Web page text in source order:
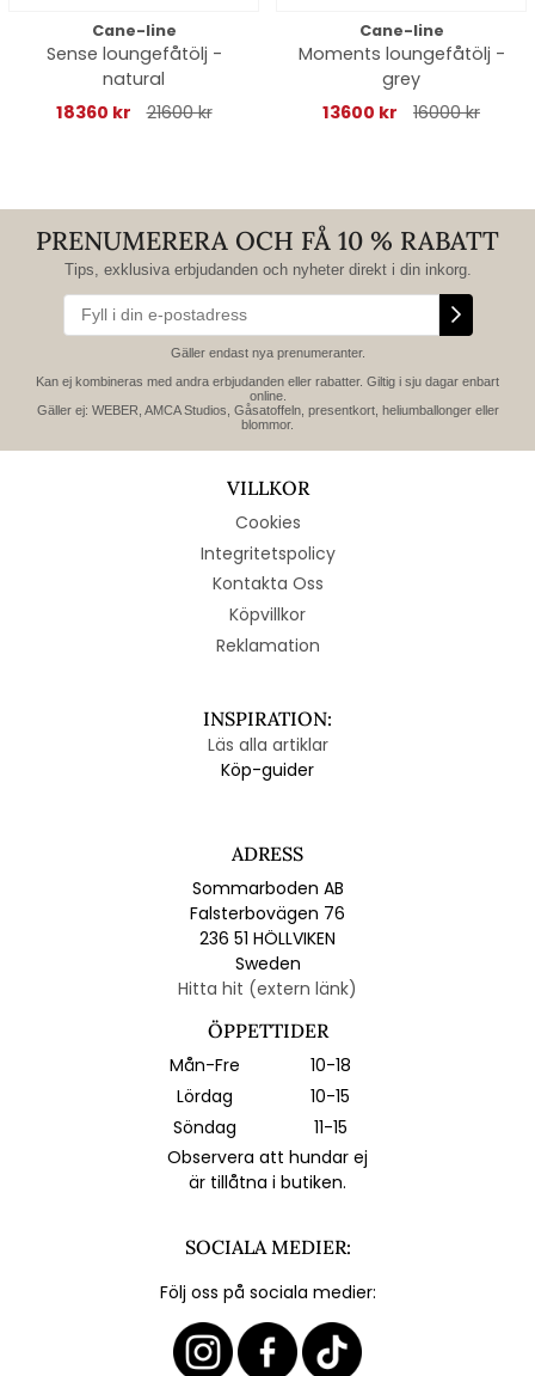
Cane-line
Sense loungefåtölj -
natural
18360 kr
21600 kr
Cane-line
Moments loungefåtölj -
grey
13600 kr
16000 kr
PRENUMERERA OCH FÅ 10 % RABATT
Tips, exklusiva erbjudanden och nyheter direkt i din inkorg.
Gäller endast nya prenumeranter.
Kan ej kombineras med andra erbjudanden eller rabatter. Giltig i sju dagar enbart
online.
Gäller ej: WEBER, AMCA Studios, Gåsatoffeln, presentkort, heliumballonger eller
blommor.
VILLKOR
Cookies
Integritetspolicy
Kontakta Oss
Köpvillkor
Reklamation
INSPIRATION:
Läs alla artiklar
Köp-guider
ADRESS
Sommarboden AB
Falsterbovägen 76
236 51 HÖLLVIKEN
Sweden
Hitta hit (extern länk)
ÖPPETTIDER
Mån-Fre
10-18
Lördag
10-15
Söndag
11-15
Observera att hundar ej
är tillåtna i butiken.
SOCIALA MEDIER:
Följ oss på sociala medier: